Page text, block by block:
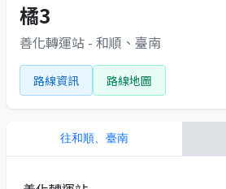
橘3
善化轉運站 - 和順、臺南
路線資訊 路線地圖
往和順、臺南